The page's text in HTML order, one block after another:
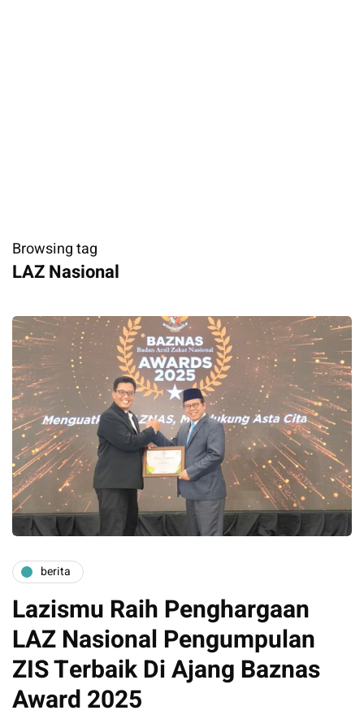
Browsing tag
LAZ Nasional
berita
Lazismu Raih Penghargaan
LAZ Nasional Pengumpulan
ZIS Terbaik Di Ajang Baznas
Award 2025